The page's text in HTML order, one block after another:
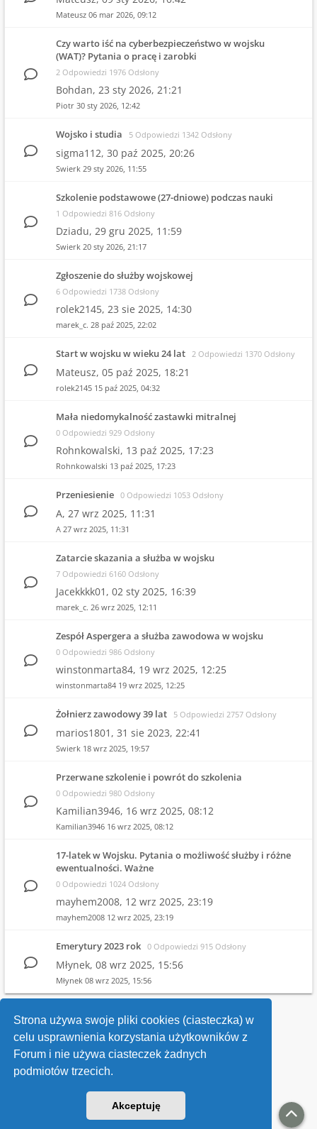
Strona używa swoje pliki cookies (ciasteczka) w
celu usprawnienia korzystania użytkowników z
Forum i nie używa ciasteczek żadnych
podmiotów trzecich.
Akceptuję
Mateusz 06 mar 2026, 09:12
Czy warto iść na cyberbezpieczeństwo w wojsku
(WAT)? Pytania o pracę i zarobki
2 Odpowiedzi 1976 Odsłony
Bohdan, 23 sty 2026, 21:21
Piotr 30 sty 2026, 12:42
Wojsko i studia 5 Odpowiedzi 1342 Odsłony
sigma112, 30 paź 2025, 20:26
Swierk 29 sty 2026, 11:55
Szkolenie podstawowe (27-dniowe) podczas nauki
1 Odpowiedzi 816 Odsłony
Dziadu, 29 gru 2025, 11:59
Swierk 20 sty 2026, 21:17
Zgłoszenie do służby wojskowej
6 Odpowiedzi 1738 Odsłony
rolek2145, 23 sie 2025, 14:30
marek_c. 28 paź 2025, 22:02
Start w wojsku w wieku 24 lat 2 Odpowiedzi 1370 Odsłony
Mateusz, 05 paź 2025, 18:21
rolek2145 15 paź 2025, 04:32
Mała niedomykalność zastawki mitralnej
0 Odpowiedzi 929 Odsłony
Rohnkowalski, 13 paź 2025, 17:23
Rohnkowalski 13 paź 2025, 17:23
Przeniesienie 0 Odpowiedzi 1053 Odsłony
A, 27 wrz 2025, 11:31
A 27 wrz 2025, 11:31
Zatarcie skazania a służba w wojsku
7 Odpowiedzi 6160 Odsłony
Jacekkkk01, 02 sty 2025, 16:39
marek_c. 26 wrz 2025, 12:11
Zespół Aspergera a służba zawodowa w wojsku
0 Odpowiedzi 986 Odsłony
winstonmarta84, 19 wrz 2025, 12:25
winstonmarta84 19 wrz 2025, 12:25
Żołnierz zawodowy 39 lat 5 Odpowiedzi 2757 Odsłony
marios1801, 31 sie 2023, 22:41
Swierk 18 wrz 2025, 19:57
Przerwane szkolenie i powrót do szkolenia
0 Odpowiedzi 980 Odsłony
Kamilian3946, 16 wrz 2025, 08:12
Kamilian3946 16 wrz 2025, 08:12
17-latek w Wojsku. Pytania o możliwość służby i różne
ewentualności. Ważne
0 Odpowiedzi 1024 Odsłony
mayhem2008, 12 wrz 2025, 23:19
mayhem2008 12 wrz 2025, 23:19
Emerytury 2023 rok 0 Odpowiedzi 915 Odsłony
Młynek, 08 wrz 2025, 15:56
Młynek 08 wrz 2025, 15:56
1 2 3 4 … 10
Wróć do wykazu forów
v118